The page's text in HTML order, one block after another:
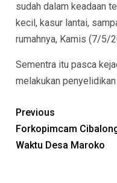
sudah dalam keadaan
kecil, kasur lantai,
rumahnya, Kamis (7/5/
Sementra itu pasca
melakukan
Previous
Forkopimcam
Waktu Desa Maroko